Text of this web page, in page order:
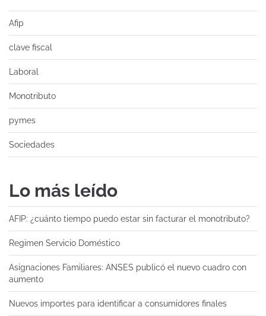
Afip
clave fiscal
Laboral
Monotributo
pymes
Sociedades
Lo más leído
AFIP: ¿cuánto tiempo puedo estar sin facturar el monotributo?
Regimen Servicio Doméstico
Asignaciones Familiares: ANSES publicó el nuevo cuadro con
aumento
Nuevos importes para identificar a consumidores finales